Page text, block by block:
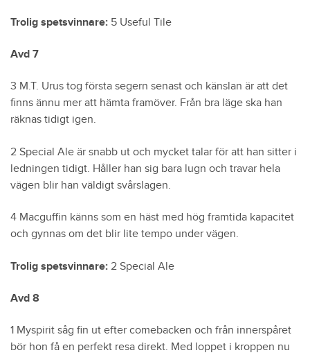
Trolig spetsvinnare: 5 Useful Tile
Avd 7
3 M.T. Urus tog första segern senast och känslan är att det
finns ännu mer att hämta framöver. Från bra läge ska han
räknas tidigt igen.
2 Special Ale är snabb ut och mycket talar för att han sitter i
ledningen tidigt. Håller han sig bara lugn och travar hela
vägen blir han väldigt svårslagen.
4 Macguffin känns som en häst med hög framtida kapacitet
och gynnas om det blir lite tempo under vägen.
Trolig spetsvinnare: 2 Special Ale
Avd 8
1 Myspirit såg fin ut efter comebacken och från innerspåret
bör hon få en perfekt resa direkt. Med loppet i kroppen nu